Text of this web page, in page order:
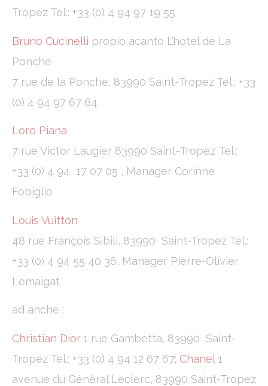
Tropez Tel.: +33 (0) 4 94 97 19 55
Bruno Cucinelli propio acanto L’hotel de La
Ponche
7 rue de la Ponche, 83990 Saint-Tropez Tel.: +33
(0) 4 94 97 67 64
Loro Piana
7 rue Victor Laugier 83990 Saint-Tropez Tel.:
+33 (0) 4 94 17 07 05 , Manager Corinne
Fobiglio
Louis Vuitton
48 rue François Sibili, 83990 Saint-Tropez Tel.:
+33 (0) 4 94 55 40 36, Manager Pierre-Olivier
Lemaigat
ad anche :
Christian Dior1 rue Gambetta, 83990 Saint-
Tropez Tel.: +33 (0) 4 94 12 67 67; Chanel1
avenue du Général Leclerc, 83990 Saint-Tropez